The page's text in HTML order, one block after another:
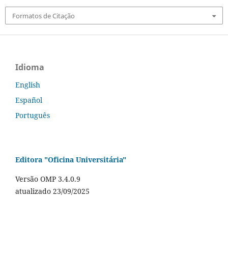
Formatos de Citação
Idioma
English
Español
Português
Editora "Oficina Universitária"
Versão OMP 3.4.0.9
atualizado 23/09/2025